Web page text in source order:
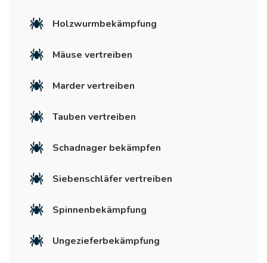
Holzwurmbekämpfung
Mäuse vertreiben
Marder vertreiben
Tauben vertreiben
Schadnager bekämpfen
Siebenschläfer vertreiben
Spinnenbekämpfung
Ungezieferbekämpfung